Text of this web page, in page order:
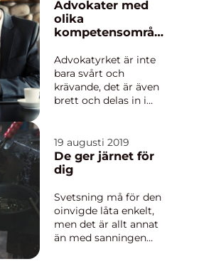
viktigt att ställa sig
just den frågan d&...
Advokater med
olika
kompetensområd
Advokatyrket är inte
bara svårt och
krävande, det är även
brett och delas in i
Idag kan man skilja
mellan familjerätt,
fastighetsrätt, asylrätt
omtalade, brott...
19 augusti 2019
De ger järnet för
dig
Svetsning må för den
oinvigde låta enkelt,
men det är allt annat
än med sanningen